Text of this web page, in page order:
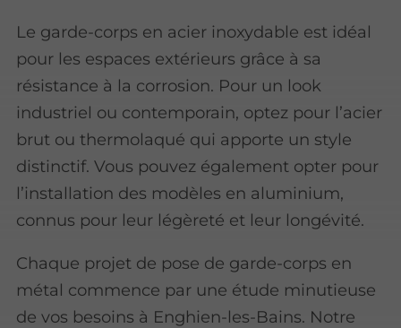
Le garde-corps en acier inoxydable est idéal
pour les espaces extérieurs grâce à sa
résistance à la corrosion. Pour un look
industriel ou contemporain, optez pour l’acier
brut ou thermolaqué qui apporte un style
distinctif. Vous pouvez également opter pour
l’installation des modèles en aluminium,
connus pour leur légèreté et leur longévité.
Chaque projet de pose de garde-corps en
métal commence par une étude minutieuse
de vos besoins à Enghien-les-Bains. Notre